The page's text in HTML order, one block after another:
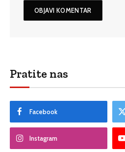
Pratite nas
Facebook
Instagram